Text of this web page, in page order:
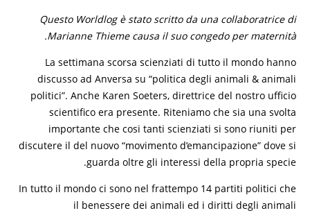
Questo Worldlog è stato scritto da una collaboratrice di
Marianne Thieme causa il suo congedo per maternità.
La settimana scorsa scienziati di tutto il mondo hanno
discusso ad Anversa su “politica degli animali & animali
politici”. Anche Karen Soeters, direttrice del nostro ufficio
scientifico era presente. Riteniamo che sia una svolta
importante che cosi tanti scienziati si sono riuniti per
discutere il del nuovo “movimento d’emancipazione” dove si
guarda oltre gli interessi della propria specie.
In tutto il mondo ci sono nel frattempo 14 partiti politici che
il benessere dei animali ed i diritti degli animali